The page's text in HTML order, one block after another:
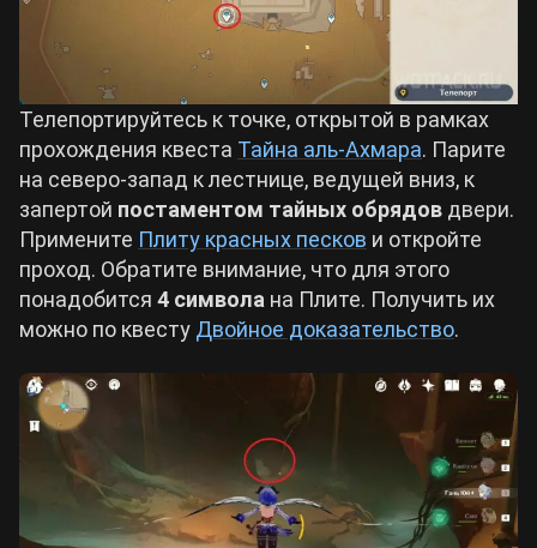
Телепортируйтесь к точке, открытой в рамках
прохождения квеста Тайна аль-Ахмара. Парите
на северо-запад к лестнице, ведущей вниз, к
запертой постаментом тайных обрядов двери.
Примените Плиту красных песков и откройте
проход. Обратите внимание, что для этого
понадобится 4 символа на Плите. Получить их
можно по квесту Двойное доказательство.